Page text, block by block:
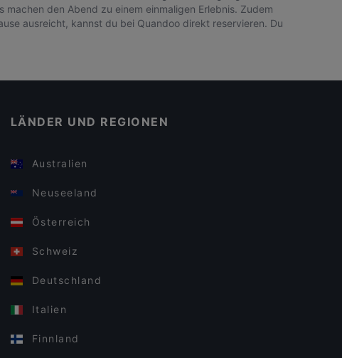
den Abend zu einem einmaligen Erlebnis. Zudem
ausreicht, kannst du bei Quandoo direkt reservieren. Du
LÄNDER UND REGIONEN
Australien
Neuseeland
Österreich
Schweiz
Deutschland
Italien
Finnland